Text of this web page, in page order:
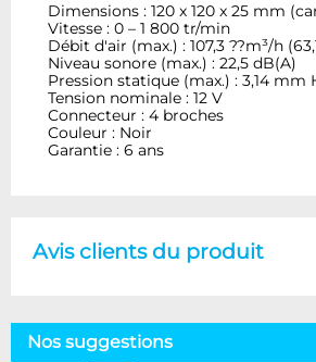
Dimensions : 120 x 120 x 25 mm
Vitesse : 0 – 1 800 tr/min
Débit d'air (max.) : 107,3 ??m³/h
Niveau sonore (max.) : 22,5 dB(A)
Pression statique (max.) : 3,14 mm
Tension nominale : 12 V
Connecteur : 4 broches
Couleur : Noir
Garantie : 6 ans
Avis clients du produit
Nos suggestions